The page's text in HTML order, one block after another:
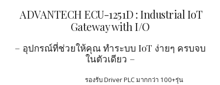
ADVANTECH ECU-1251D : Industrial IoT
Gateway with I/O
– อุปกรณ์ที่ช่วยให้คุณ ทำระบบ IoT ง่ายๆ ครบจบ
ในตัวเดียว –
รองรับ Driver PLC มากกว่า 100+รุ่น